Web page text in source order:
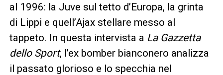
al 1996: la Juve sul tetto d’Europa, la grinta
di Lippi e quell’Ajax stellare messo al
tappeto. In questa intervista a La Gazzetta
dello Sport, l’ex bomber bianconero analizza
il passato glorioso e lo specchia nel